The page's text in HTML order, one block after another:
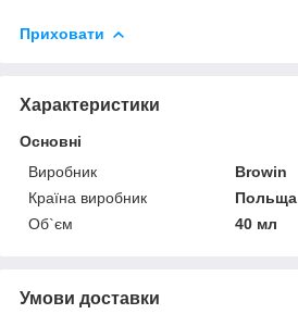
Приховати
Характеристики
Основні
Виробник
Browin
Країна виробник
Польща
Об`єм
40 мл
Умови доставки